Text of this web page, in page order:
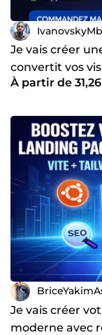
Je vais créer
convertit vos
À partir de
Je vais créer
moderne avec